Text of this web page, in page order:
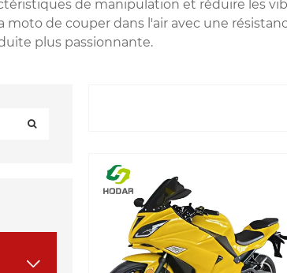
de manipulation et réduire les
moto de couper dans l'air avec une
plus passionnante.
